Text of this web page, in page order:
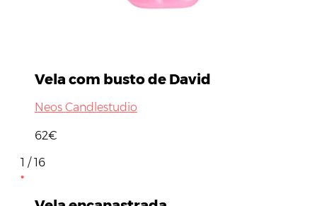
Vela com busto de David
Neos Candlestudio
62€
1 / 16